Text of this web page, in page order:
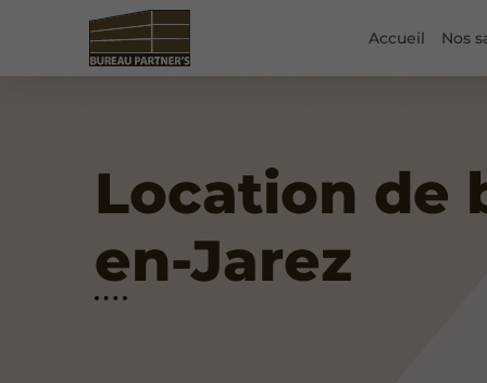
Accueil Nos
Location de
en-Jarez